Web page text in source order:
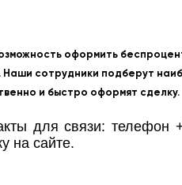
оформить
Наши сотрудники подберут
и быстро оформят сделку.
для связи: телефон
на сайте.